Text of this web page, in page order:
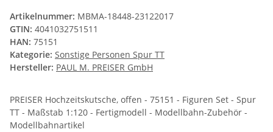
Artikelnummer: MBMA-18448-23122017
GTIN: 4041032751511
HAN: 75151
Kategorie: Sonstige Personen Spur TT
Hersteller: PAUL M. PREISER GmbH
PREISER Hochzeitskutsche, offen - 75151 - Figuren Set - Spur
TT - Maßstab 1:120 - Fertigmodell - Modellbahn-Zubehör -
Modellbahnartikel